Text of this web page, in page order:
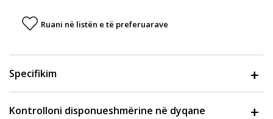
Ruani në listën e të preferuarave
Specifikim
Kontrolloni disponueshmërine në dyqane